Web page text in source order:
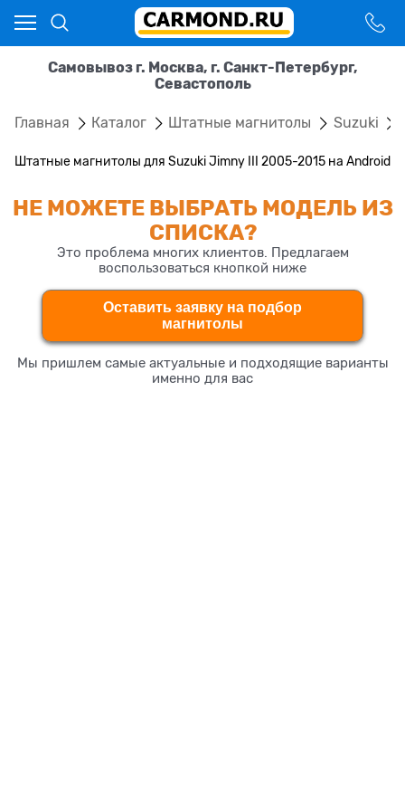
Самовывоз г. Москва, г. Санкт-Петербург,
Севастополь
Главная Каталог Штатные магнитолы Suzuki
Штатные магнитолы для Suzuki Jimny III 2005-2015 на Android
НЕ МОЖЕТЕ ВЫБРАТЬ МОДЕЛЬ ИЗ
СПИСКА?
Это проблема многих клиентов. Предлагаем
воспользоваться кнопкой ниже
Оставить заявку на подбор
магнитолы
Мы пришлем самые актуальные и подходящие варианты
именно для вас